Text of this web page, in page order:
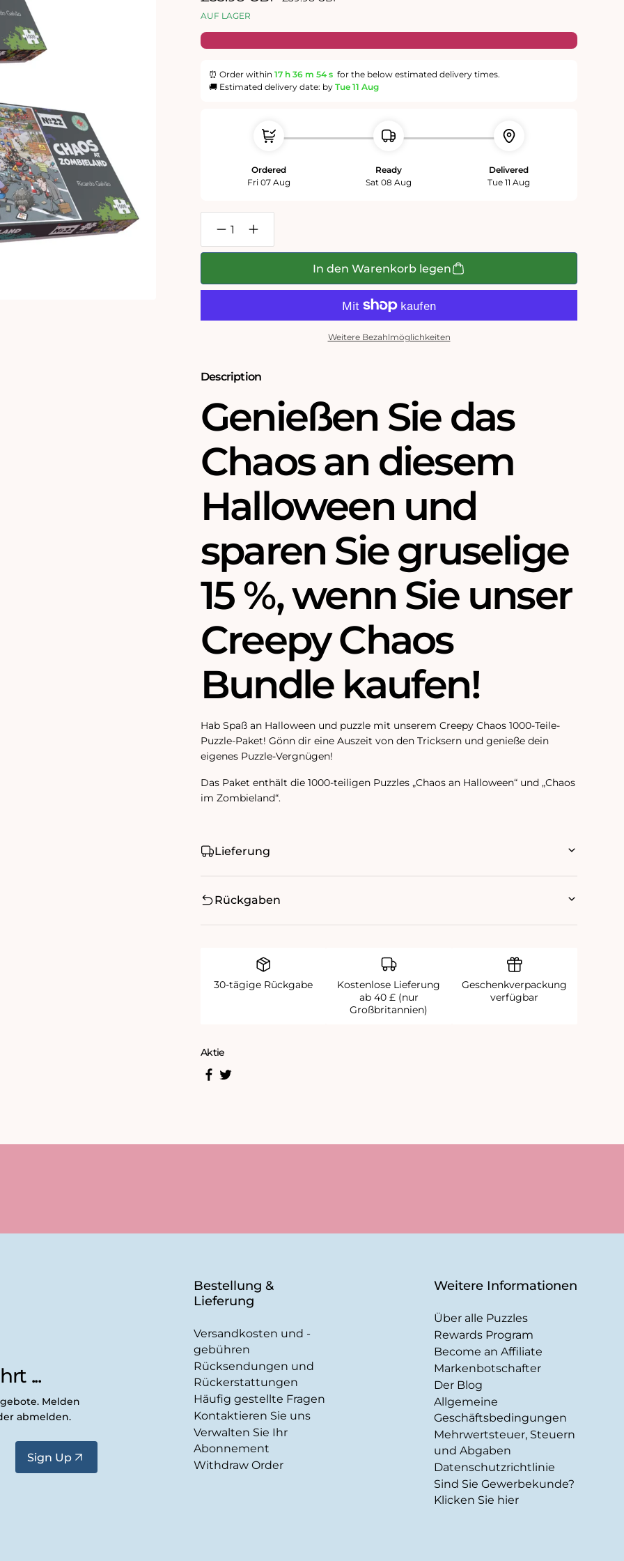
AUF LAGER
⏰ Order within 17 h 36 m 53 s for the below estimated delivery times.
🚚 Estimated delivery date: by Tue 11 Aug
Ordered
Fri 07 Aug
Ready
Sat 08 Aug
Delivered
Tue 11 Aug
Verringere
die
Menge
Gruseliges
teiliges
Erhöhe
die
Menge
Gruseliges
teiliges
In den Warenkorb legen
Weitere Bezahlmöglichkeiten
Description
Genießen Sie das
Chaos an diesem
Halloween und
sparen Sie gruselige
15 %, wenn Sie unser
Creepy Chaos
Bundle kaufen!
Hab Spaß an Halloween und puzzle mit unserem Creepy Chaos 1000-Teile-
Puzzle-Paket! Gönn dir eine Auszeit von den Tricksern und genieße dein
eigenes Puzzle-Vergnügen!
Das Paket enthält die 1000-teiligen Puzzles „Chaos an Halloween“ und „Chaos
im Zombieland“.
Lieferung
Rückgaben
30-tägige Rückgabe
Kostenlose Lieferung
ab 40 £ (nur
Großbritannien)
Geschenkverpackung
verfügbar
Aktie
...
Melden
abmelden.
Sign Up
Bestellung &
Lieferung
Versandkosten und -
gebühren
Rücksendungen und
Rückerstattungen
Häufig gestellte Fragen
Kontaktieren Sie uns
Verwalten Sie Ihr
Abonnement
Withdraw Order
Weitere Informationen
Über alle Puzzles
Rewards Program
Become an Affiliate
Markenbotschafter
Der Blog
Allgemeine
Geschäftsbedingungen
Mehrwertsteuer, Steuern
und Abgaben
Datenschutzrichtlinie
Sind Sie Gewerbekunde?
Klicken Sie hier